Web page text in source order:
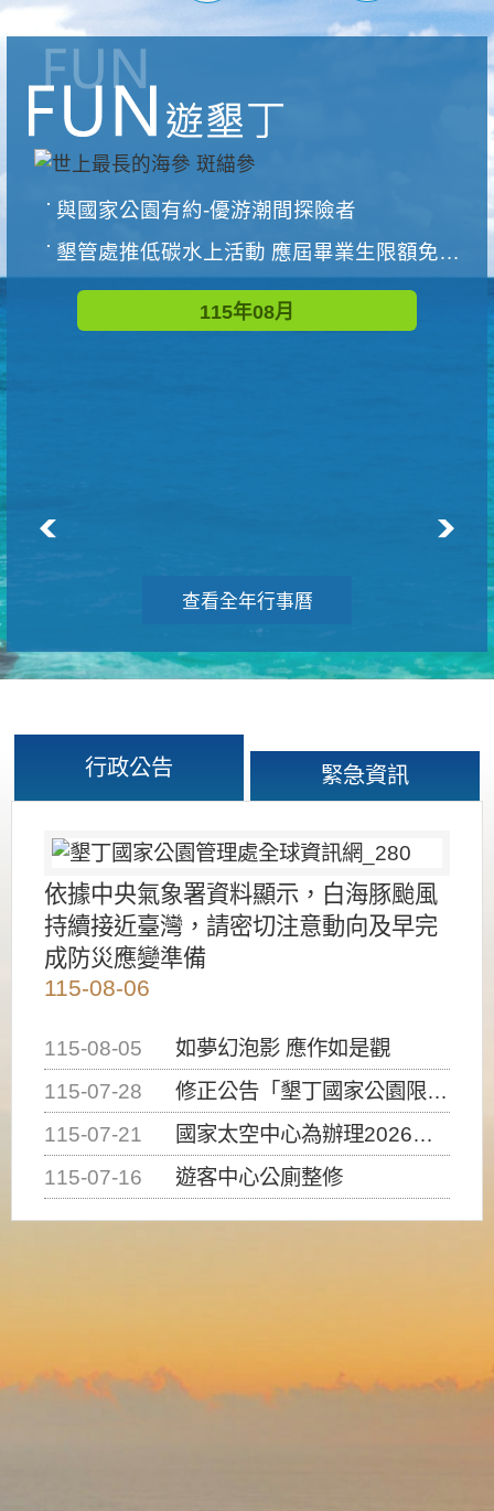
與國家公園有約-優游潮間探險者
墾管處推低碳水上活動 應屆畢業生限額免費參加
115年08月
查看全年行事曆
行政公告 緊急資訊
依據中央氣象署資料顯示，白海豚颱風
持續接近臺灣，請密切注意動向及早完
成防災應變準備
115-08-06
115-08-05
如夢幻泡影 應作如是觀
115-07-28
修正公告「墾丁國家公園限制水域遊憩活動之種類、範圍、時間及行為」，自即日生效。
115-07-21
國家太空中心為辦理2026台灣盃火箭競賽，陸、海、空域警戒及協調相關事宜，因颱風備案事宜
115-07-16
遊客中心公廁整修